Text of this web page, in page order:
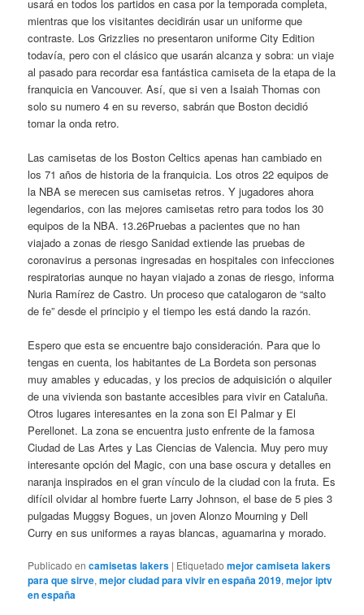
usará en todos los partidos en casa por la temporada completa,
mientras que los visitantes decidirán usar un uniforme que
contraste. Los Grizzlies no presentaron uniforme City Edition
todavía, pero con el clásico que usarán alcanza y sobra: un viaje
al pasado para recordar esa fantástica camiseta de la etapa de la
franquicia en Vancouver. Así, que si ven a Isaiah Thomas con
solo su numero 4 en su reverso, sabrán que Boston decidió
tomar la onda retro.
Las camisetas de los Boston Celtics apenas han cambiado en
los 71 años de historia de la franquicia. Los otros 22 equipos de
la NBA se merecen sus camisetas retros. Y jugadores ahora
legendarios, con las mejores camisetas retro para todos los 30
equipos de la NBA. 13.26Pruebas a pacientes que no han
viajado a zonas de riesgo Sanidad extiende las pruebas de
coronavirus a personas ingresadas en hospitales con infecciones
respiratorias aunque no hayan viajado a zonas de riesgo, informa
Nuria Ramírez de Castro. Un proceso que catalogaron de “salto
de fe” desde el principio y el tiempo les está dando la razón.
Espero que esta se encuentre bajo consideración. Para que lo
tengas en cuenta, los habitantes de La Bordeta son personas
muy amables y educadas, y los precios de adquisición o alquiler
de una vivienda son bastante accesibles para vivir en Cataluña.
Otros lugares interesantes en la zona son El Palmar y El
Perellonet. La zona se encuentra justo enfrente de la famosa
Ciudad de Las Artes y Las Ciencias de Valencia. Muy pero muy
interesante opción del Magic, con una base oscura y detalles en
naranja inspirados en el gran vínculo de la ciudad con la fruta. Es
difícil olvidar al hombre fuerte Larry Johnson, el base de 5 pies 3
pulgadas Muggsy Bogues, un joven Alonzo Mourning y Dell
Curry en sus uniformes a rayas blancas, aguamarina y morado.
Publicado en camisetas lakers | Etiquetado mejor camiseta lakers
para que sirve,mejor ciudad para vivir en españa 2019,mejor iptv
en españa